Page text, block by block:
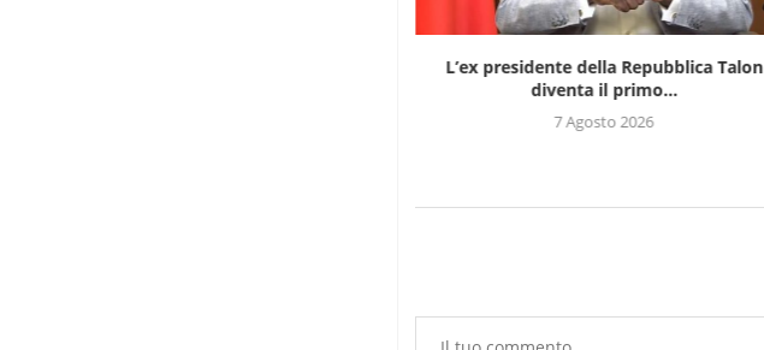
L’ex presidente della Repubblica Talon
diventa il primo...
7 Agosto 2026